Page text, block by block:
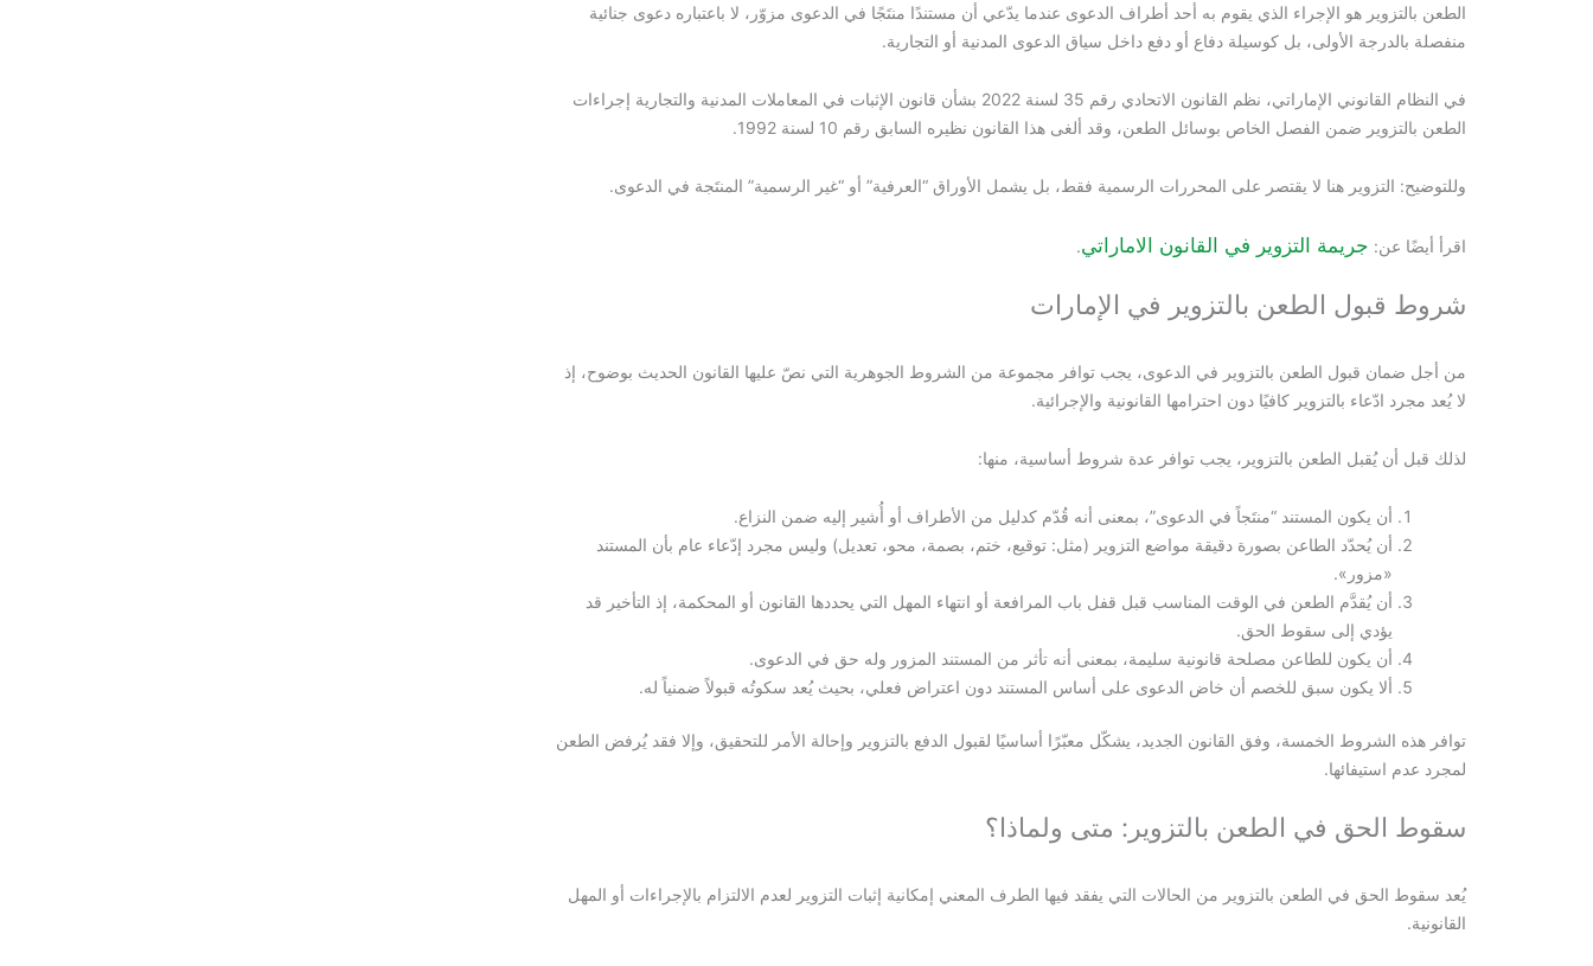
الطعن بالتزوير هو الإجراء الذي يقوم به أحد أطراف الدعوى عندما يدّعي أن مستندًا منتَجًا في الدعوى مزوّر، لا باعتباره دعوى جنائية
منفصلة بالدرجة الأولى، بل كوسيلة دفاع أو دفع داخل سياق الدعوى المدنية أو التجارية.
في النظام القانوني الإماراتي، نظم القانون الاتحادي رقم 35 لسنة 2022 بشأن قانون الإثبات في المعاملات المدنية والتجارية إجراءات
الطعن بالتزوير ضمن الفصل الخاص بوسائل الطعن، وقد ألغى هذا القانون نظيره السابق رقم 10 لسنة 1992.
وللتوضيح: التزوير هنا لا يقتصر على المحررات الرسمية فقط، بل يشمل الأوراق “العرفية” أو “غير الرسمية” المنتَجة في الدعوى.
اقرأ أيضًا عن: جريمة التزوير في القانون الاماراتي.
شروط قبول الطعن بالتزوير في الإمارات
من أجل ضمان قبول الطعن بالتزوير في الدعوى، يجب توافر مجموعة من الشروط الجوهرية التي نصّ عليها القانون الحديث بوضوح، إذ
لا يُعد مجرد ادّعاء بالتزوير كافيًا دون احترامها القانونية والإجرائية.
لذلك قبل أن يُقبل الطعن بالتزوير، يجب توافر عدة شروط أساسية، منها:
أن يكون المستند “منتَجاً في الدعوى”، بمعنى أنه قُدّم كدليل من الأطراف أو أُشير إليه ضمن النزاع.
أن يُحدّد الطاعن بصورة دقيقة مواضع التزوير (مثل: توقيع، ختم، بصمة، محو، تعديل) وليس مجرد إدّعاء عام بأن المستند
«مزور».
أن يُقدَّم الطعن في الوقت المناسب قبل قفل باب المرافعة أو انتهاء المهل التي يحددها القانون أو المحكمة، إذ التأخير قد
يؤدي إلى سقوط الحق.
أن يكون للطاعن مصلحة قانونية سليمة، بمعنى أنه تأثر من المستند المزور وله حق في الدعوى.
ألا يكون سبق للخصم أن خاض الدعوى على أساس المستند دون اعتراض فعلي، بحيث يُعد سكوتُه قبولاً ضمنياً له.
توافر هذه الشروط الخمسة، وفق القانون الجديد، يشكّل معبّرًا أساسيًا لقبول الدفع بالتزوير وإحالة الأمر للتحقيق، وإلا فقد يُرفض الطعن
لمجرد عدم استيفائها.
سقوط الحق في الطعن بالتزوير: متى ولماذا؟
يُعد سقوط الحق في الطعن بالتزوير من الحالات التي يفقد فيها الطرف المعني إمكانية إثبات التزوير لعدم الالتزام بالإجراءات أو المهل
القانونية.